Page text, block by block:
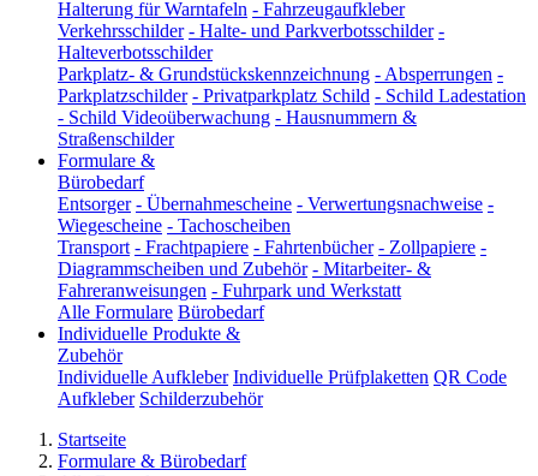
Halterung für Warntafeln - Fahrzeugaufkleber
Verkehrsschilder - Halte- und Parkverbotsschilder -
Halteverbotsschilder
Parkplatz- & Grundstückskennzeichnung - Absperrungen -
Parkplatzschilder - Privatparkplatz Schild - Schild Ladestation
- Schild Videoüberwachung - Hausnummern &
Straßenschilder
Formulare &
Bürobedarf
Entsorger - Übernahmescheine - Verwertungsnachweise -
Wiegescheine - Tachoscheiben
Transport - Frachtpapiere - Fahrtenbücher - Zollpapiere -
Diagrammscheiben und Zubehör - Mitarbeiter- &
Fahreranweisungen - Fuhrpark und Werkstatt
Alle Formulare Bürobedarf
Individuelle Produkte &
Zubehör
Individuelle Aufkleber Individuelle Prüfplaketten QR Code
Aufkleber Schilderzubehör
Startseite
Formulare & Bürobedarf